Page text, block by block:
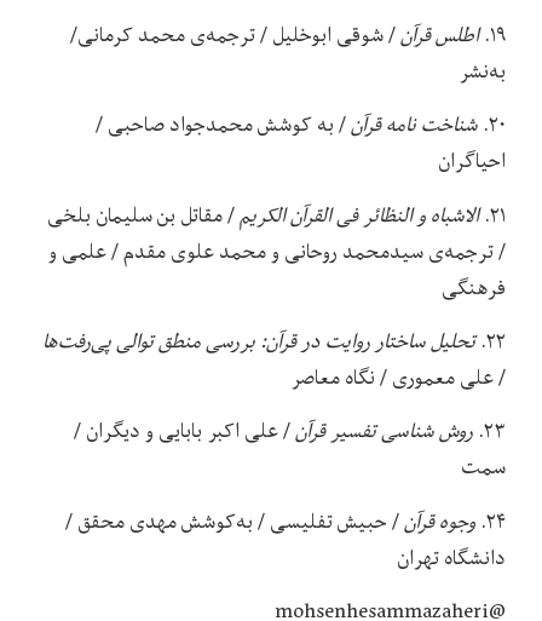
۱۹. اطلس قرآن/ شوقی ابوخلیل / ترجمه‌ی محمد کرمانی/
به‌نشر
۲۰. شناخت نامه قرآن/ به کوشش محمدجواد صاحبی /
احیاگران
۲۱. الاشباه و النظائر فی القرآن الکریم/ مقاتل بن سلیمان بلخی
/ ترجمه‌ی سیدمحمد روحانی و محمد علوی مقدم / علمی و
فرهنگی
۲۲. تحلیل ساختار روایت در قرآن: بررسی منطق توالی پی‌رفت‌ها
/ علی معموری / نگاه معاصر
۲۳. روش شناسی تفسیر قرآن/ علی اکبر بابایی و دیگران /
سمت
۲۴. وجوه قرآن/ حبیش تفلیسی / به‌کوشش مهدی محقق /
دانشگاه تهران
@mohsenhesammazaheri